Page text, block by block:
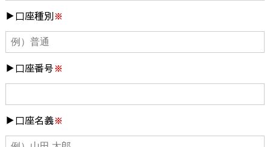
口座種別※
口座番号※
口座名義※